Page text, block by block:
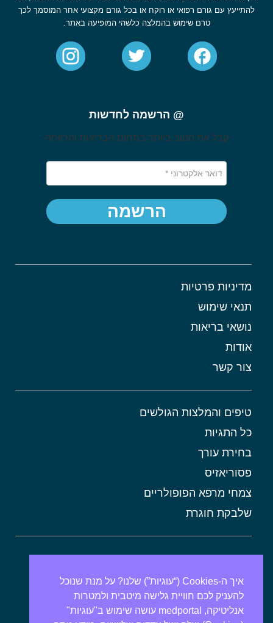
להתייעץ עם גורם רפואי או רוקח או בכל גורם מקצועי אחר המוסמך לכך
טרם שימוש בהמלצה כלשהי המופיעה באתר.
מדיניות פרטיות
תנאי שימוש
נושאי בריאות
אודות
צור קשר
טיפים והמלצות הגולשים
כל התגיות
בחירת עורך
פסוריאזיס
צמחי מרפא הפופולריים
שלבקת חוגרת
אורטיקריה
מתכונים בריאים
אבנים בכיס המרה
מרולה
@ הרשמה לחדשות
קבל את הטוב ביותר בתחום הבריאות והרווחה
הרשמה
איך ה-Cookies (“עוגיות”) שלנו? על מנת שנוכל
להעניק לכם חוויית גלישה מיטבית ולמטרות
אנליטיקה, medportal עושה שימוש ב"עוגיות"